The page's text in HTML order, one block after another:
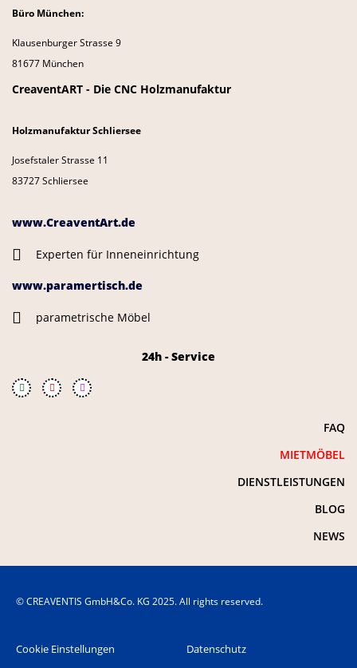
Büro München:
Klausenburger Strasse 9
81677 München
CreaventART - Die CNC Holzmanufaktur
Holzmanufaktur Schliersee
Josefstaler Strasse 11
83727 Schliersee
www.CreaventArt.de
Experten für Inneneinrichtung
www.paramertisch.de
parametrische Möbel
24h - Service
FAQ
MIETMÖBEL
DIENSTLEISTUNGEN
BLOG
NEWS
© CREAVENTIS GmbH&Co. KG 2025. All rights reserved.
Cookie Einstellungen Datenschutz